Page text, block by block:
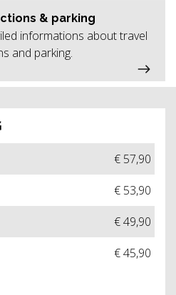
€ 57,90
€ 53,90
€ 49,90
€ 45,90
& parking
informations about travel
and parking.